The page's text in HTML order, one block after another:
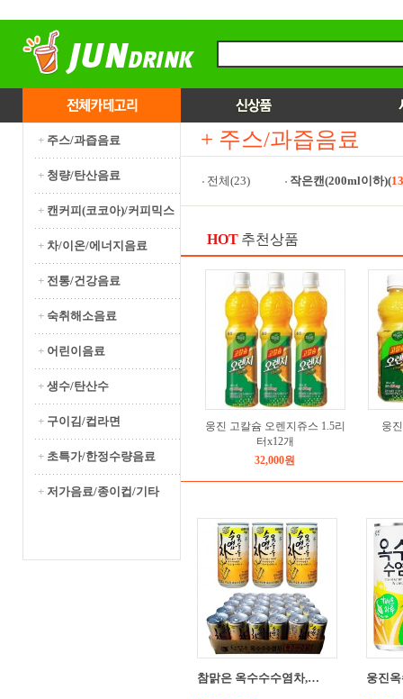
+ 주스/과즙음료
+ 청량/탄산음료
+ 캔커피(코코아)/커피믹스
+ 차/이온/에너지음료
+ 전통/건강음료
+ 숙취해소음료
+ 어린이음료
+ 생수/탄산수
+ 구이김/컵라면
+ 초특가/한정수량음료
+ 저가음료/종이컵/기타
+ 주스/과즙음료
전체(23) 작은캔(200ml이하)(13
HOT 추천상품
웅진 고칼슘 오렌지쥬스 1.5리
터x12개
32,000원
웅
참맑은 옥수수수염차,… 웅진